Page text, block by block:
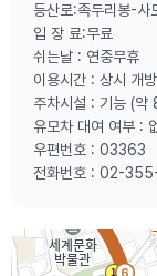
등산로:족두리봉-
입 장 료:무료
쉬는날 : 연중무휴
이용시간 : 상시 개방
주차시설 : 기능 (약
유모차 대여 여부 :
우편번호 : 03363
전화번호 : 02-